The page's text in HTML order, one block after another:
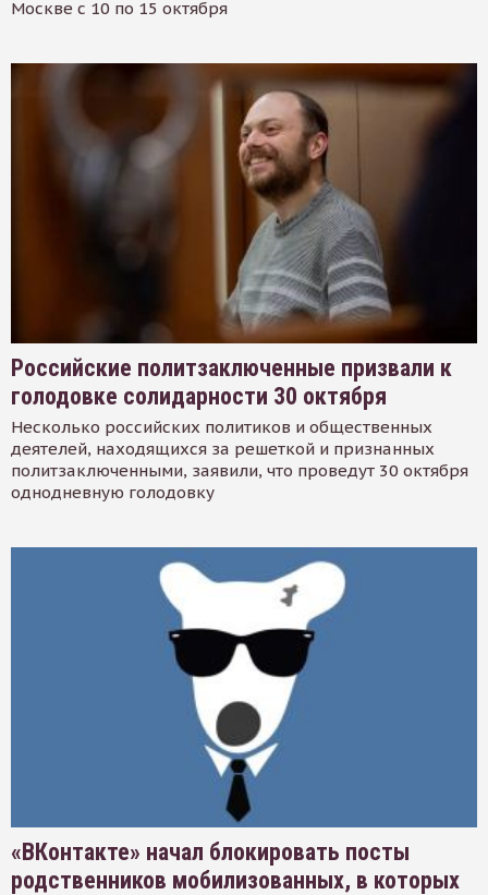
Москве с 10 по 15 октября
Российские политзаключенные призвали к
голодовке солидарности 30 октября
Несколько российских политиков и общественных
деятелей, находящихся за решеткой и признанных
политзаключенными, заявили, что проведут 30 октября
однодневную голодовку
«ВКонтакте» начал блокировать посты
родственников мобилизованных, в которых